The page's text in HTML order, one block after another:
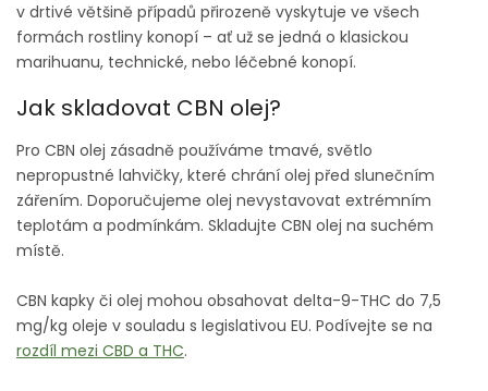
v drtivé většině případů přirozeně vyskytuje ve všech
formách rostliny konopí – ať už se jedná o klasickou
marihuanu, technické, nebo léčebné konopí.
Jak skladovat CBN olej?
Pro CBN olej zásadně používáme tmavé, světlo
nepropustné lahvičky, které chrání olej před slunečním
zářením. Doporučujeme olej nevystavovat extrémním
teplotám a podmínkám. Skladujte CBN olej na suchém
místě.
CBN kapky či olej mohou obsahovat delta-9-THC do 7,5
mg/kg oleje v souladu s legislativou EU. Podívejte se na
rozdíl mezi CBD a THC.